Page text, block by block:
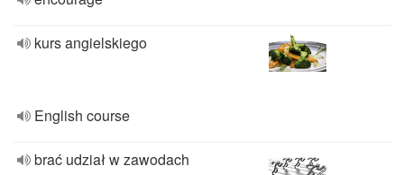
kurs angielskiego
English course
brać udział w zawodach